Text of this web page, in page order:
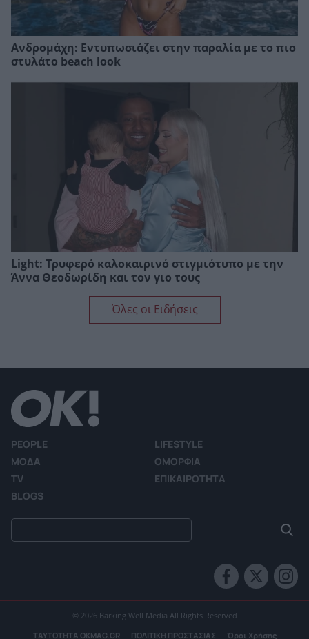
Ανδρομάχη: Εντυπωσιάζει στην παραλία με το πιο
στυλάτο beach look
Light: Τρυφερό καλοκαιρινό στιγμιότυπο με την
Άννα Θεοδωρίδη και τον γιο τους
Όλες οι Ειδήσεις
PEOPLE
LIFESTYLE
ΜΟΔΑ
ΟΜΟΡΦΙΑ
TV
ΕΠΙΚΑΙΡΟΤΗΤΑ
BLOGS
© 2026 Barking Well Media All Rights Reserved
ΤΑΥΤΟΤΗΤΑ OKMAG.GR ΠΟΛΙΤΙΚΗ ΠΡΟΣΤΑΣΙΑΣ Όροι Χρήσης